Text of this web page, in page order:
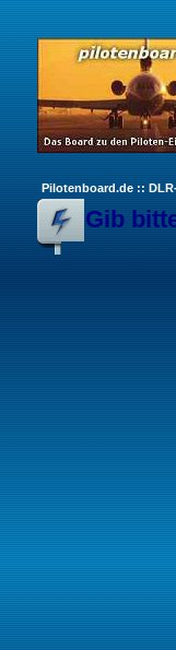
Pilotenboard.de ::
Gib